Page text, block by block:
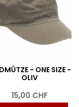
- ONE SIZE -
OLIV
15,00 CHF